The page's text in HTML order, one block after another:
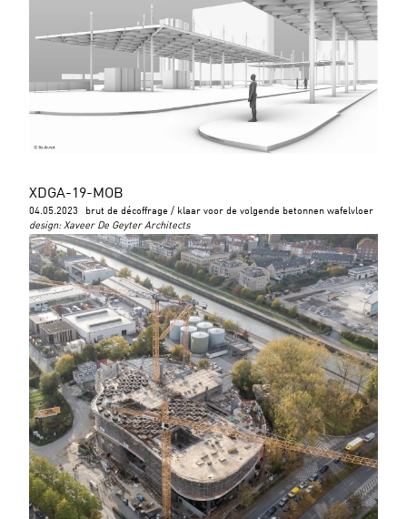
XDGA-19-MOB
04.05.2023
brut de décoffrage / klaar voor de volgende betonnen wafelvloer
design:Xaveer De Geyter Architects